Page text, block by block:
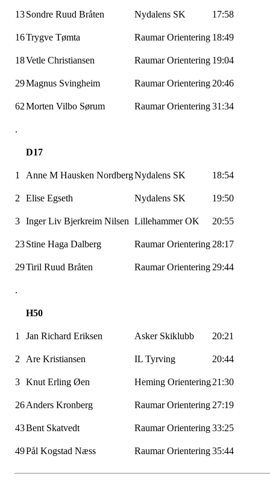
13Sondre Ruud Bråten Nydalens SK 17:58
16Trygve Tømta Raumar Orientering 18:49
18Vetle Christiansen Raumar Orientering 19:04
29Magnus Svingheim Raumar Orientering 20:46
62Morten Vilbo Sørum Raumar Orientering31:34
.
D17
1 Anne M Hausken NordbergNydalens SK 18:54
2 Elise Egseth Nydalens SK 19:50
3 Inger Liv Bjerkreim Nilsen Lillehammer OK 20:55
23Stine Haga Dalberg Raumar Orientering 28:17
29Tiril Ruud Bråten Raumar Orientering 29:44
.
H50
1 Jan Richard Eriksen Asker Skiklubb 20:21
2 Are Kristiansen IL Tyrving 20:44
3 Knut Erling Øen Heming Orientering21:30
26Anders Kronberg Raumar Orientering 27:19
43Bent Skatvedt Raumar Orientering33:25
49Pål Kogstad Næss Raumar Orientering35:44